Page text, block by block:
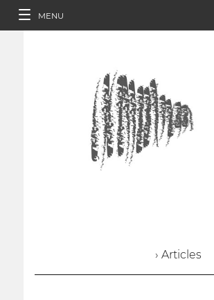
MENU
› Articles